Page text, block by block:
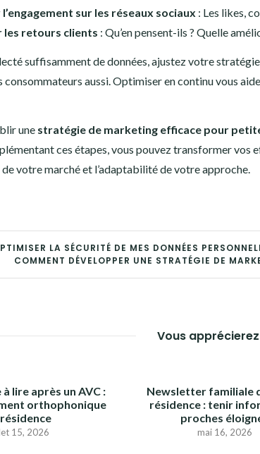
sur les réseaux sociaux : Les likes,
les retours clients : Qu’en pensent-ils ? Quelle
suffisamment de données, ajustez votre
consommateurs aussi. Optimiser en continu vous
une stratégie de marketing efficace pour
ces étapes, vous pouvez transformer vos
votre marché et l’adaptabilité de votre approche.
LA SÉCURITÉ DE MES DONNÉES
COMMENT DÉVELOPPER UNE STRATÉGIE DE
Vous
lire après un AVC :
orthophonique
15, 2026
Newsletter familiale
résidence : tenir
proches
mai 16, 2026